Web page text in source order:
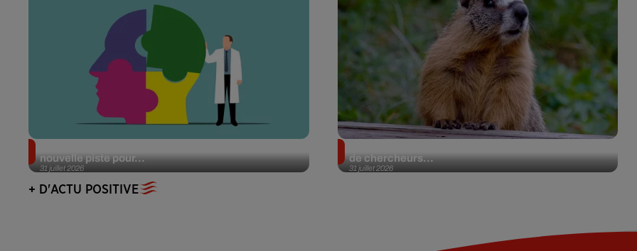
31 juillet 2026
nouvelle piste pour...
31 juillet 2026
de chercheurs...
+ D'ACTU POSITIVE